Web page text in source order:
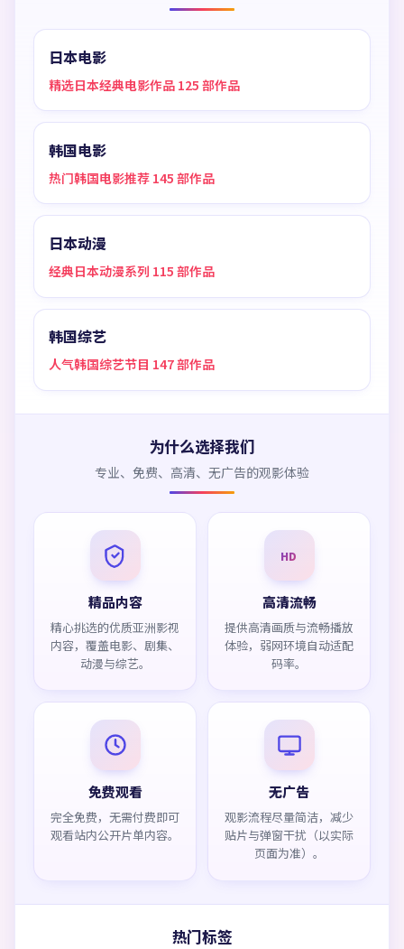
日本电影
精选日本经典电影作品 125 部作品
韩国电影
热门韩国电影推荐 145 部作品
日本动漫
经典日本动漫系列 115 部作品
韩国综艺
人气韩国综艺节目 147 部作品
为什么选择我们
专业、免费、高清、无广告的观影体验
精品内容
精心挑选的优质亚洲影视
内容，覆盖电影、剧集、
动漫与综艺。
HD
高清流畅
提供高清画质与流畅播放
体验，弱网环境自动适配
码率。
免费观看
完全免费，无需付费即可
观看站内公开片单内容。
无广告
观影流程尽量简洁，减少
贴片与弹窗干扰（以实际
页面为准）。
热门标签